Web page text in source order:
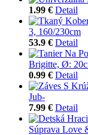
1.99 € Detail
3, 160/230cm
53.9 € Detail
Brigitte, Ø:
0.99 € Detail
Jub-
7.99 € Detail
Súprava Love